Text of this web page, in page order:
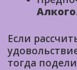
Если
тогда